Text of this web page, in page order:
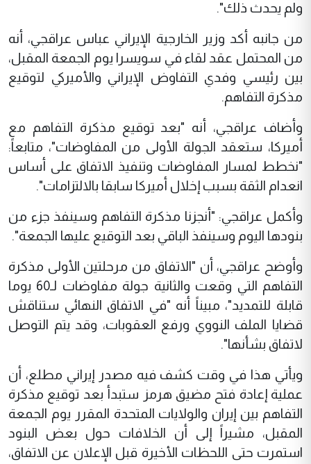
ولم يحدث ذلك".
من جانبه أكد وزير الخارجية الإيراني عباس عراقجي، أنه
من المحتمل عقد لقاء في سويسرا يوم الجمعة المقبل،
بين رئيسي وفدي التفاوض الإيراني والأميركي لتوقيع
مذكرة التفاهم.
وأضاف عراقجي، أنه "بعد توقيع مذكرة التفاهم مع
أميركا، ستعقد الجولة الأولى من المفاوضات"، متابعاً:
"نخطط لمسار المفاوضات وتنفيذ الاتفاق على أساس
انعدام الثقة بسبب إخلال أميركا سابقا بالالتزامات".
وأكمل عراقجي: "أنجزنا مذكرة التفاهم وسينفذ جزء من
بنودها اليوم وسينفذ الباقي بعد التوقيع عليها الجمعة".
وأوضح عراقجي، أن "الاتفاق من مرحلتين الأولى مذكرة
التفاهم التي وقعت والثانية جولة مفاوضات لـ60 يوما
قابلة للتمديد"، مبيناً أنه "في الاتفاق النهائي ستناقش
قضايا الملف النووي ورفع العقوبات، وقد يتم التوصل
لاتفاق بشأنها".
ويأتي هذا في وقت كشف فيه مصدر إيراني مطلع، أن
عملية إعادة فتح مضيق هرمز ستبدأ بعد توقيع مذكرة
التفاهم بين إيران والولايات المتحدة المقرر يوم الجمعة
المقبل، مشيراً إلى أن الخلافات حول بعض البنود
استمرت حتى اللحظات الأخيرة قبل الإعلان عن الاتفاق،